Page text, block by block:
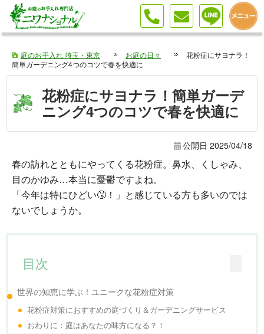
庭のお手入れ 埼玉・東京 お庭の日々
花粉症にサヨナラ！
簡単ガーデニング4つのコツで春を快適に
花粉症にサヨナラ！簡単ガーデ
ニング4つのコツで春を快適に
公開日 2025/04/18
春の訪れとともにやってくる花粉症。鼻水、くしゃみ、
目のかゆみ…本当に憂鬱ですよね。
「今年は特にひどい🤧！」と感じている方も多いのでは
ないでしょうか。
目次
世界の知恵に学ぶ！ユニークな花粉症対策
花粉症対策におすすめの庭づくり＆ガーデニングサービス
おわりに：庭はあなたの味方になる？！